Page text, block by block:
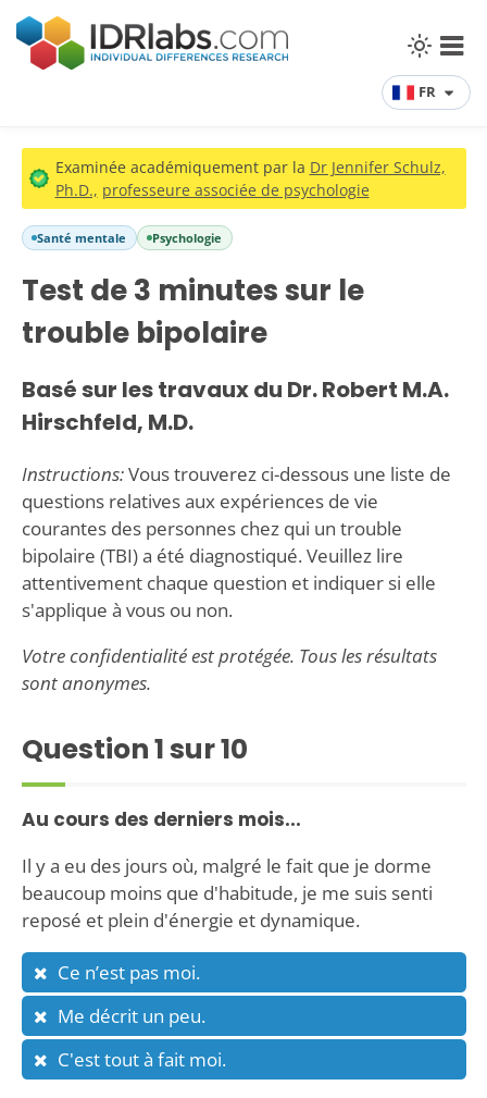
FR
Examinée académiquement par la Dr Jennifer Schulz,
Ph.D., professeure associée de psychologie
Santé mentale Psychologie
Test de 3 minutes sur le
trouble bipolaire
Basé sur les travaux du Dr. Robert M.A.
Hirschfeld, M.D.
Instructions:Vous trouverez ci-dessous une liste de
questions relatives aux expériences de vie
courantes des personnes chez qui un trouble
bipolaire (TBI) a été diagnostiqué. Veuillez lire
attentivement chaque question et indiquer si elle
s'applique à vous ou non.
Votre confidentialité est protégée. Tous les résultats
sont anonymes.
Question1sur 10
Au cours des derniers mois...
Il y a eu des jours où, malgré le fait que je dorme
beaucoup moins que d'habitude, je me suis senti
reposé et plein d'énergie et dynamique.
Ce n’est pas moi.
Me décrit un peu.
C'est tout à fait moi.